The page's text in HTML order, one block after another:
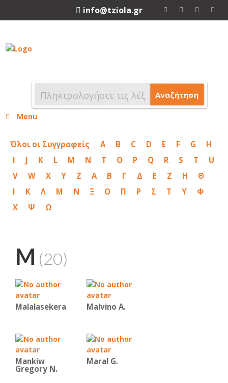
info@tziola.gr
Αναζήτηση
Menu
Όλοι οι Συγγραφείς A B C D E F G
H
I
J K L M N T O P Q R S T
U
V
W X Y Z Α Β Γ Δ Ε Ζ Η
Θ
Ι
Κ Λ Μ Ν Ξ Ο Π Ρ Σ Τ Υ
Φ
Χ
Ψ Ω
M (20)
Malalasekera Malvino Α.
Mankiw
Gregory N.
Maral G.